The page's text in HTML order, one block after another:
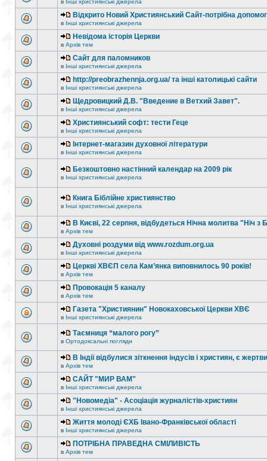
в Інші християнські джерела
Відкрито Новий Християнський Сайт-потрібна
в Інші християнські джерела
Невідома історія Церкви
в Архів тем
Сайт для паломников
в Інші християнські джерела
http://preobrazhennja.org.ua/ та інші католицькі сайти
в Інші християнські джерела
Щедровицкий Д.В. "Введение в Ветхий Завет".
в Інші християнські джерела
Християнський софт: тести Геце
в Інші християнські джерела
Інтернет-магазин духовної літератури
в Інші християнські джерела
Безкоштовно настінний календар на 2009 рік
в Інші християнські джерела
Книга Біблійне християнство
в Інші християнські джерела
В Києві, 22 серпня, відбудеться Нічна молитва "Ніч з
в Архів тем
Духовні роздуми від www.rozdum.org.ua
в Інші християнські джерела
Церкві ХВЄП села Кам’янка виповнилось 90 років!
в Архів тем
Провокація 5 каналу
в Архів тем
Газета "Християнин" Новокаховської Церкви ХВЄ
в Інші християнські джерела
Таємниця “малого рогу”
в Ортодоксальні погляди
В Індії відбулися зіткнення індусів і християн, є жертви
в Архів тем
САЙТ "МИР ВАМ"
в Інші християнські джерела
"Новомедіа" - Асоціація журналістів-християн
в Інші християнські джерела
Життя молоді ЄХБ Івано-Франківської області
в Інші християнські джерела
ПОТРІБНА ПРАВЕДНА СМІЛИВІСТЬ
в Архів тем